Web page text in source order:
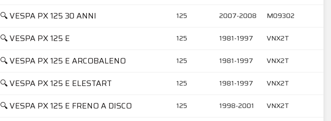
🔍 VESPA PX 125 30 ANNI 125 2007-2008 M09302
🔍 VESPA PX 125 E 125 1981-1997 VNX2T
🔍 VESPA PX 125 E ARCOBALENO 125 1981-1997 VNX2T
🔍 VESPA PX 125 E ELESTART 125 1981-1997 VNX2T
🔍 VESPA PX 125 E FRENO A DISCO 125 1998-2001 VNX2T